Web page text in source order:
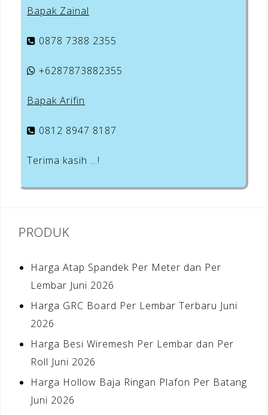
Bapak Zainal
0878 7388 2355
+6287873882355
Bapak Arifin
0812 8947 8187
Terima kasih …!
PRODUK
Harga Atap Spandek Per Meter dan Per
Lembar Juni 2026
Harga GRC Board Per Lembar Terbaru Juni
2026
Harga Besi Wiremesh Per Lembar dan Per
Roll Juni 2026
Harga Hollow Baja Ringan Plafon Per Batang
Juni 2026